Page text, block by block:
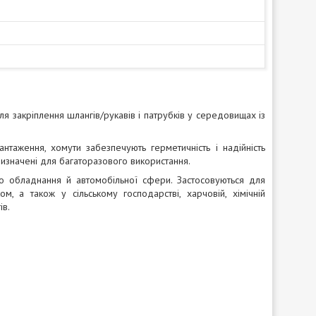
закріплення шлангів/рукавів і патрубків у середовищах із
хомути забезпечують герметичність і надійність
для багаторазового використання.
обладнання й автомобільної сфери. Застосовуються для
а також у сільському господарстві, харчовій, хімічній